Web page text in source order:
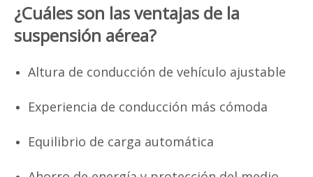
¿Cuáles son las ventajas de la
suspensión aérea?
Altura de conducción de vehículo ajustable
Experiencia de conducción más cómoda
Equilibrio de carga automática